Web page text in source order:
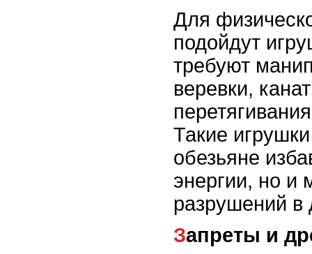
Для
подойдут
требуют
веревки,
Такие
обезьяне
энергии, но и
разрушений в
Запреты и